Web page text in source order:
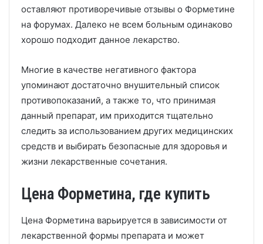
оставляют противоречивые отзывы о Форметине
на форумах. Далеко не всем больным одинаково
хорошо подходит данное лекарство.
Многие в качестве негативного фактора
упоминают достаточно внушительный список
противопоказаний, а также то, что принимая
данный препарат, им приходится тщательно
следить за использованием других медицинских
средств и выбирать безопасные для здоровья и
жизни лекарственные сочетания.
Цена Форметина, где купить
Цена Форметина варьируется в зависимости от
лекарственной формы препарата и может